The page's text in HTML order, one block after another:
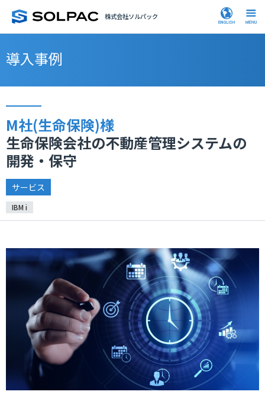
株式会社ソルパック
導入事例
M社(生命保険)様
生命保険会社の不動産管理システムの
開発・保守
サービス
IBM i